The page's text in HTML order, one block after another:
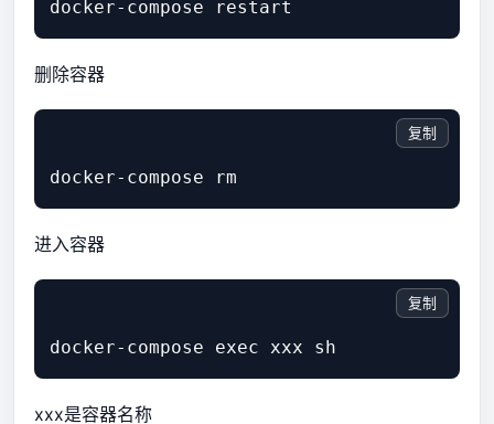
删除容器
复制
进入容器
复制
xxx是容器名称